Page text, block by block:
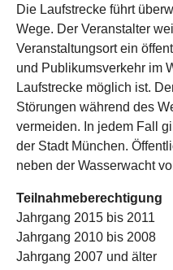
Die Laufstrecke führt
Wege. Der Veranstalter
Veranstaltungsort ein
und Publikumsverkehr im
Laufstrecke möglich ist.
Störungen während des
vermeiden. In jedem Fall
der Stadt München.
neben der Wasserwacht
Teilnahmeberechtigung
Jahrgang 2015 bis 2011
Jahrgang 2010 bis 2008
Jahrgang 2007 und älter